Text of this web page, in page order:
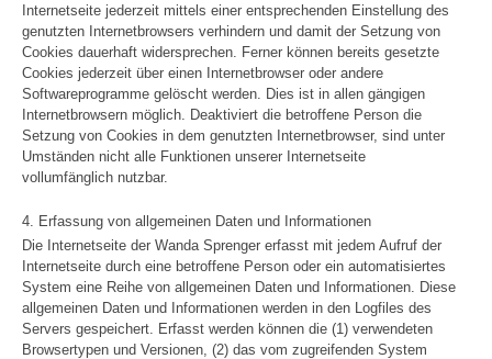
Internetseite jederzeit mittels einer entsprechenden Einstellung des
genutzten Internetbrowsers verhindern und damit der Setzung von
Cookies dauerhaft widersprechen. Ferner können bereits gesetzte
Cookies jederzeit über einen Internetbrowser oder andere
Softwareprogramme gelöscht werden. Dies ist in allen gängigen
Internetbrowsern möglich. Deaktiviert die betroffene Person die
Setzung von Cookies in dem genutzten Internetbrowser, sind unter
Umständen nicht alle Funktionen unserer Internetseite
vollumfänglich nutzbar.
4. Erfassung von allgemeinen Daten und Informationen
Die Internetseite der Wanda Sprenger erfasst mit jedem Aufruf der
Internetseite durch eine betroffene Person oder ein automatisiertes
System eine Reihe von allgemeinen Daten und Informationen. Diese
allgemeinen Daten und Informationen werden in den Logfiles des
Servers gespeichert. Erfasst werden können die (1) verwendeten
Browsertypen und Versionen, (2) das vom zugreifenden System